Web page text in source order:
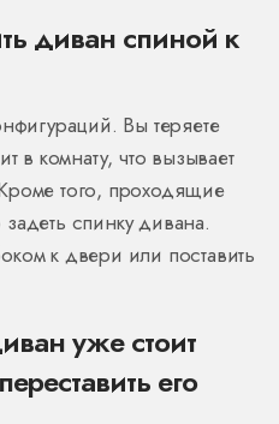
диван спиной к
Вы теряете
в комнату, что вызывает
того, проходящие
спинку дивана.
к двери или поставить
уже стоит
его